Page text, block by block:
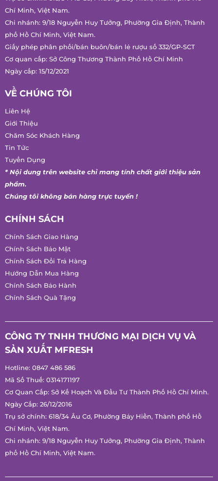
Chí Minh, Việt Nam.
Chi nhánh: 9/18 Nguyễn Huy Tưởng, Phường Gia Định, Thành
phố Hồ Chí Minh, Việt Nam.
Giấy phép phân phối/bán buôn/bán lẻ rượu số 332/GP-SCT
Cơ quan cấp: Sở Công Thương Thành Phố Hồ Chí Minh
Ngày cấp: 15/12/2021
VỀ CHÚNG TÔI
Liên Hệ
Giới Thiệu
Chăm Sóc Khách Hàng
Tin Tức
Tuyển Dụng
* Nội dung trên website chỉ mang tính chất giới thiệu sản
phẩm.
Chúng tôi không bán hàng trực tuyến !
CHÍNH SÁCH
Chính Sách Giao Hàng
Chính Sách Bảo Mật
Chính Sách Đổi Trả Hàng
Hướng Dẫn Mua Hàng
Chính Sách Bảo Hành
Chính Sách Quà Tặng
CÔNG TY TNHH THƯƠNG MẠI DỊCH VỤ VÀ
SẢN XUẤT MFRESH
Hotline: 0847 486 586
Mã Số Thuế: 0314171197
Cơ Quan Cấp: Sở Kế Hoạch Và Đầu Tư Thành Phố Hồ Chí
Minh.
Ngày Cấp: 26/12/2016
Trụ sở chính: 618/34 Âu Cơ, Phường Bảy Hiền, Thành phố Hồ
Chí Minh, Việt Nam.
Chi nhánh: 9/18 Nguyễn Huy Tưởng, Phường Gia Định, Thành